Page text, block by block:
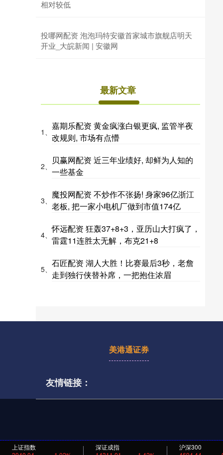
相对较低
投哪网配资 泡泡玛特安徽首家城市旗舰店明天
开业_大皖新闻 | 安徽网
最新文章
1、
嘉期乐配资 黄金疯涨白银更疯, 监管半夜
改规则, 市场有点懵
2、
贝赢网配资 近三年业绩好, 却鲜为人知的
一些基金
3、
魔投网配资 不炒作不张扬! 身家96亿浙江
老板, 把一家小电机厂做到市值174亿
4、
怀远配资 狂轰37+8+3，亚历山大打疯了，
雷霆11连胜太无解，布克21+8
5、
石匠配资 湖人大胜！比赛最后3秒，老詹
走到独行侠替补席，一把抱住浓眉
上证指数
深证成指
沪深300
美港通证券
友情链接：